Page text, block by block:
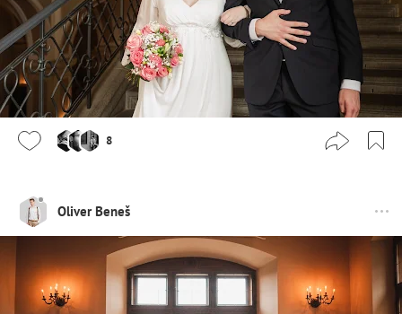
8
Oliver Beneš